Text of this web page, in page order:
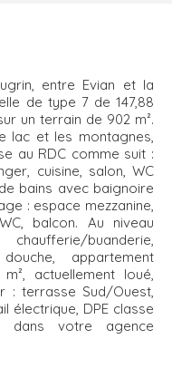
entre Evian et la
de type 7 de 147,88
un terrain de 902 m².
lac et les montagnes,
au RDC comme suit :
cuisine, salon, WC
bains avec baignoire
: espace mezzanine,
balcon. Au niveau
buanderie,
appartement
actuellement loué,
: terrasse Sud/Ouest,
électrique, DPE classe
dans votre agence